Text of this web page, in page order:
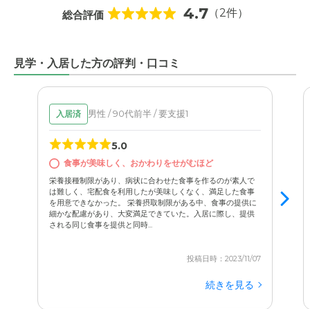
総合評価 4.7（2件）
見学・入居した方の評判・口コミ
入居済 男性 / 90代前半 / 要支援1
5.0
食事が美味しく、おかわりをせがむほど
栄養接種制限があり、病状に合わせた食事を作るのが素人で
は難しく、宅配食を利用したが美味しくなく、満足した食事
を用意できなかった。 栄養摂取制限がある中、食事の提供に
細かな配慮があり、大変満足できていた。入居に際し、提供
される同じ食事を提供と同時...
投稿日時：2023/11/07
続きを見る